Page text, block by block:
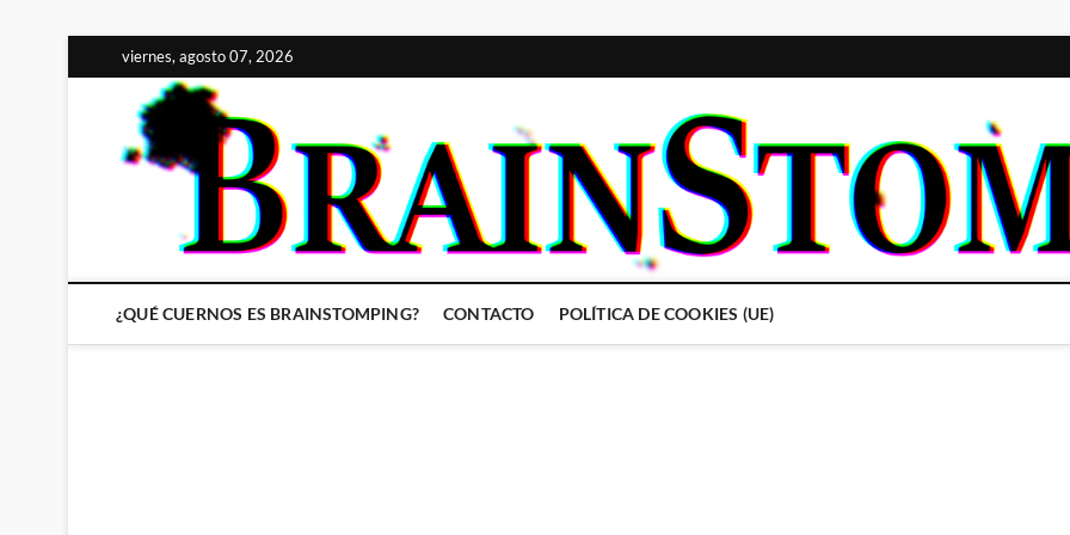
al
contenido
viernes, agosto 07, 2026
¿QUÉ CUERNOS ES BRAINSTOMPING? CONTACTO POLÍTICA DE COOKIES (UE)